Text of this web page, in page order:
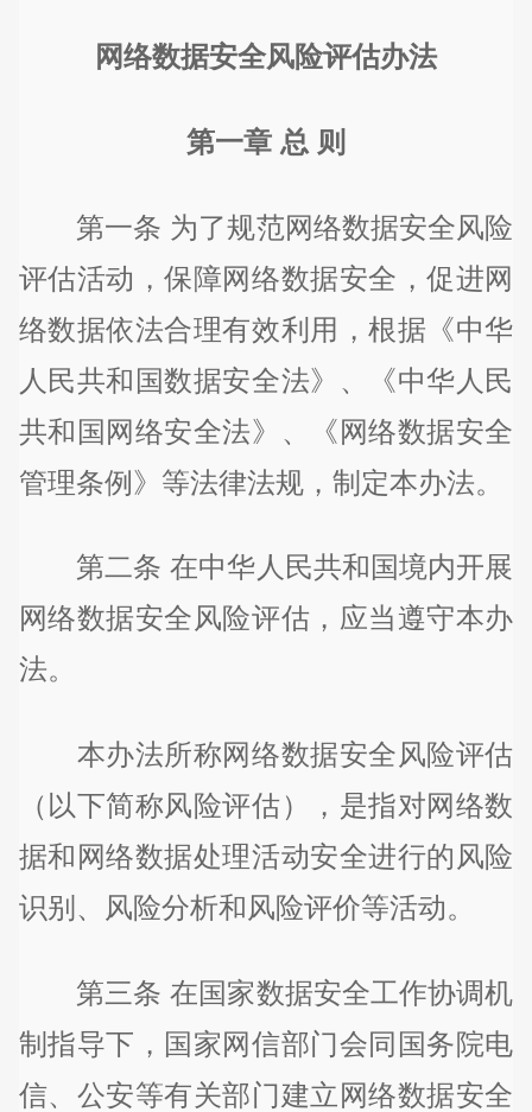
网络数据安全风险评估办法
第一章 总 则
第一条 为了规范网络数据安全风险
评估活动，保障网络数据安全，促进网
络数据依法合理有效利用，根据《中华
人民共和国数据安全法》、《中华人民
共和国网络安全法》、《网络数据安全
管理条例》等法律法规，制定本办法。
第二条 在中华人民共和国境内开展
网络数据安全风险评估，应当遵守本办
法。
本办法所称网络数据安全风险评估
（以下简称风险评估），是指对网络数
据和网络数据处理活动安全进行的风险
识别、风险分析和风险评价等活动。
第三条 在国家数据安全工作协调机
制指导下，国家网信部门会同国务院电
信、公安等有关部门建立网络数据安全